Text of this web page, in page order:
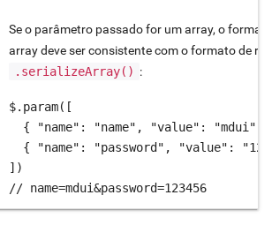
Se o parâmetro passado for um array, o
array deve ser consistente com o formato de
.serializeArray() :
$.param([
{ "name": "name", "value": "mdui"
{ "name": "password", "value":
])
// name=mdui&password=123456